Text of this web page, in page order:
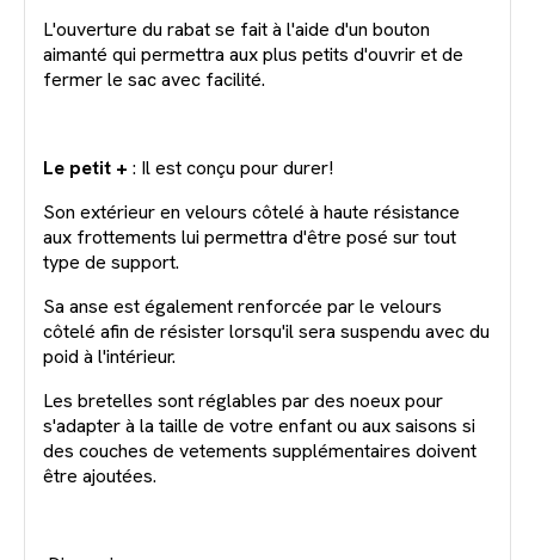
L'ouverture du rabat se fait à l'aide d'un bouton
aimanté qui permettra aux plus petits d'ouvrir et de
fermer le sac avec facilité.
Le petit + : Il est conçu pour durer!
Son extérieur en velours côtelé à haute résistance
aux frottements lui permettra d'être posé sur tout
type de support.
Sa anse est également renforcée par le velours
côtelé afin de résister lorsqu'il sera suspendu avec du
poid à l'intérieur.
Les bretelles sont réglables par des noeux pour
s'adapter à la taille de votre enfant ou aux saisons si
des couches de vetements supplémentaires doivent
être ajoutées.